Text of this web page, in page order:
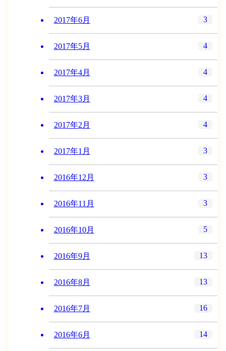
2017年6月 3
2017年5月 4
2017年4月 4
2017年3月 4
2017年2月 4
2017年1月 3
2016年12月 3
2016年11月 3
2016年10月 5
2016年9月 13
2016年8月 13
2016年7月 16
2016年6月 14